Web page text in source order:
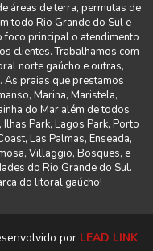
áreas de terra, permutas de
todo Rio Grande do Sul e
principal o atendimento
clientes. Trabalhamos com
norte gaúcho e outras,
As praias que prestamos
Marina, Maristela,
do Mar além de todos
Park, Lagos Park, Porto
Las Palmas, Enseada,
Villaggio, Bosques, e
do Rio Grande do Sul.
do litoral gaúcho!
por LEAD LINK